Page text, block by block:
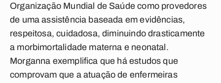
Organização Mundial de Saúde como provedores
de uma assistência baseada em evidências,
respeitosa, cuidadosa, diminuindo drasticamente
a morbimortalidade materna e neonatal.
Morganna exemplifica que há estudos que
comprovam que a atuação de enfermeiras